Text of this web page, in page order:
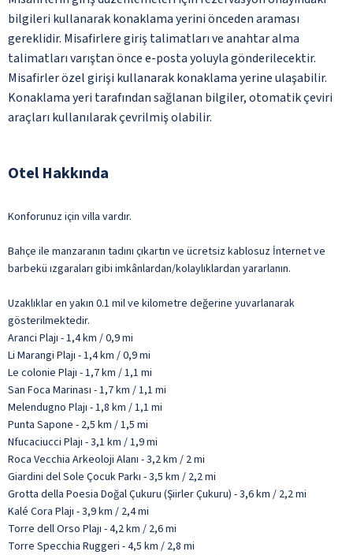
bilgileri kullanarak konaklama yerini önceden araması
gereklidir. Misafirlere giriş talimatları ve anahtar alma
talimatları varıştan önce e-posta yoluyla gönderilecektir.
Misafirler özel girişi kullanarak konaklama yerine ulaşabilir.
Konaklama yeri tarafından sağlanan bilgiler, otomatik çeviri
araçları kullanılarak çevrilmiş olabilir.
Otel Hakkında
Konforunuz için villa vardır.
Bahçe ile manzaranın tadını çıkartın ve ücretsiz kablosuz İnternet ve
barbekü ızgaraları gibi imkânlardan/kolaylıklardan yararlanın.
Uzaklıklar en yakın 0.1 mil ve kilometre değerine yuvarlanarak
gösterilmektedir.
Aranci Plajı - 1,4 km / 0,9 mi
Li Marangi Plajı - 1,4 km / 0,9 mi
Le colonie Plajı - 1,7 km / 1,1 mi
San Foca Marinası - 1,7 km / 1,1 mi
Melendugno Plajı - 1,8 km / 1,1 mi
Punta Sapone - 2,5 km / 1,5 mi
Nfucaciucci Plajı - 3,1 km / 1,9 mi
Roca Vecchia Arkeoloji Alanı - 3,2 km / 2 mi
Giardini del Sole Çocuk Parkı - 3,5 km / 2,2 mi
Grotta della Poesia Doğal Çukuru (Şiirler Çukuru) - 3,6 km / 2,2 mi
Kalé Cora Plajı - 3,9 km / 2,4 mi
Torre dell Orso Plajı - 4,2 km / 2,6 mi
Torre Specchia Ruggeri - 4,5 km / 2,8 mi